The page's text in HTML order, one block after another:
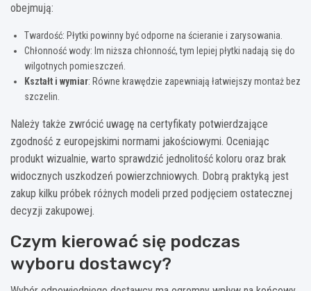
obejmują:
Twardość: Płytki powinny być odporne na ścieranie i zarysowania.
Chłonność wody: Im niższa chłonność, tym lepiej płytki nadają się do
wilgotnych pomieszczeń.
Kształt i wymiar: Równe krawędzie zapewniają łatwiejszy montaż bez
szczelin.
Należy także zwrócić uwagę na certyfikaty potwierdzające
zgodność z europejskimi normami jakościowymi. Oceniając
produkt wizualnie, warto sprawdzić jednolitość koloru oraz brak
widocznych uszkodzeń powierzchniowych. Dobrą praktyką jest
zakup kilku próbek różnych modeli przed podjęciem ostatecznej
decyzji zakupowej.
Czym kierować się podczas
wyboru dostawcy?